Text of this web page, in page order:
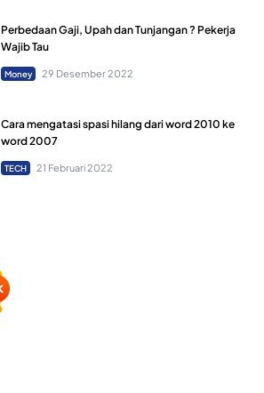
Perbedaan Gaji, Upah dan Tunjangan ? Pekerja
Wajib Tau
Money 29 Desember 2022
Cara mengatasi spasi hilang dari word 2010 ke
word 2007
TECH 21 Februari 2022